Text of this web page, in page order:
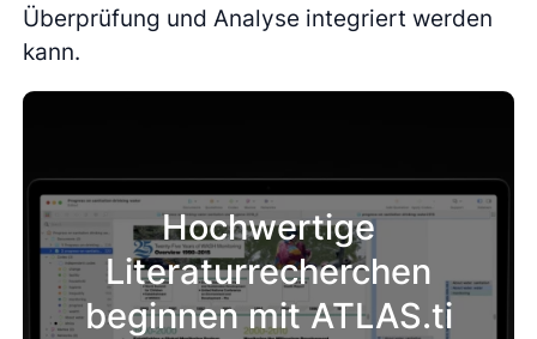
Überprüfung und Analyse integriert werden
kann.
Hochwertige
Literaturrecherchen
beginnen mit ATLAS.ti